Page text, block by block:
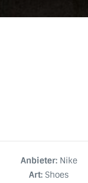
Anbieter: Nike
Art: Shoes